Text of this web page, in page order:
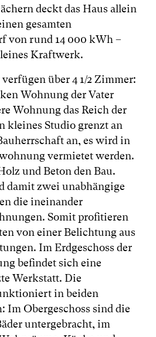
deckt das Haus allein
gesamten
von rund 14 000 kWh –
Kraftwerk.
über 4 1/2 Zimmer:
Wohnung der Vater
Wohnung das Reich der
kleines Studio grenzt an
an, es wird in
vermietet werden.
und Beton den Bau.
damit zwei unabhängige
die ineinander
Somit profitieren
von einer Belichtung aus
Im Erdgeschoss der
befindet sich eine
Werkstatt. Die
in beiden
Im Obergeschoss sind die
untergebracht, im